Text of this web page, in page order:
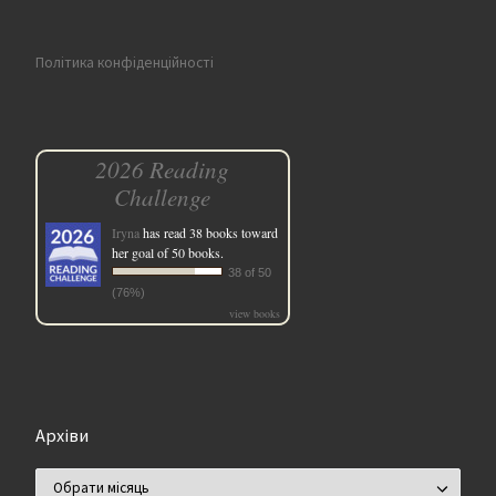
Політика конфіденційності
2026 Reading
Challenge
Irynahas read 38 books toward
her goal of 50 books.
38 of 50
(76%)
view books
Архіви